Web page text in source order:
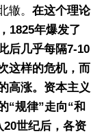
辙。 在这个理论
1825年爆发了
后几乎每隔7-10
这样的危机，而
高涨。资本主义
“规律”走向“和
世纪后，各资